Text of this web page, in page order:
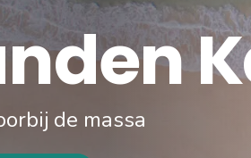
de massa